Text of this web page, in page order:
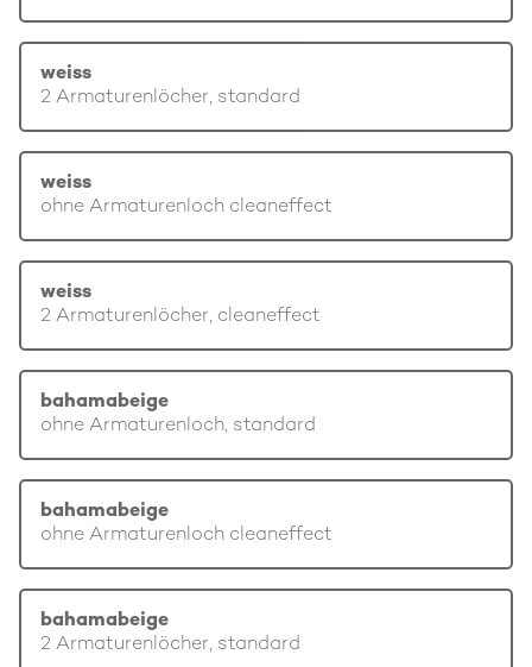
weiss
2 Armaturenlöcher, standard
weiss
ohne Armaturenloch cleaneffect
weiss
2 Armaturenlöcher, cleaneffect
bahamabeige
ohne Armaturenloch, standard
bahamabeige
ohne Armaturenloch cleaneffect
bahamabeige
2 Armaturenlöcher, standard